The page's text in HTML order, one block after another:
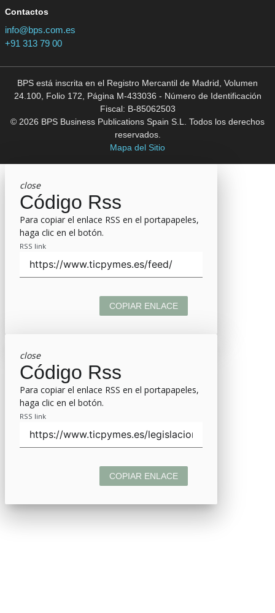
Contactos
info@bps.com.es
+91 313 79 00
BPS está inscrita en el Registro Mercantil de Madrid, Volumen
24.100, Folio 172, Página M-433036 - Número de Identificación
Fiscal: B-85062503
© 2026 BPS Business Publications Spain S.L. Todos los derechos
reservados.
Mapa del Sitio
close
Código Rss
Para copiar el enlace RSS en el portapapeles,
haga clic en el botón.
RSS link
COPIAR ENLACE
close
Código Rss
Para copiar el enlace RSS en el portapapeles,
haga clic en el botón.
RSS link
COPIAR ENLACE